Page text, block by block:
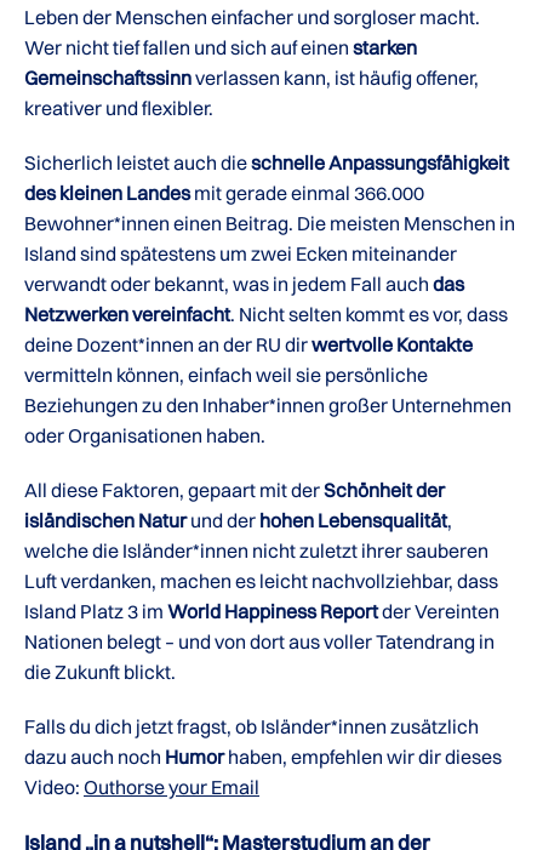
Leben der Menschen einfacher und sorgloser macht.
Wer nicht tief fallen und sich auf einen starken
Gemeinschaftssinnverlassen kann, ist häufig offener,
kreativer und flexibler.
Sicherlich leistet auch dieschnelle Anpassungsfähigkeit
des kleinen Landesmit gerade einmal 366.000
Bewohner*innen einen Beitrag. Die meisten Menschen in
Island sind spätestens um zwei Ecken miteinander
verwandt oder bekannt, was in jedem Fall auch das
Netzwerken vereinfacht. Nicht selten kommt es vor, dass
deine Dozent*innen an der RU dirwertvolle Kontakte
vermitteln können, einfach weil sie persönliche
Beziehungen zu den Inhaber*innen großer Unternehmen
oder Organisationen haben.
All diese Faktoren, gepaart mit derSchönheit der
isländischen Naturund der hohen Lebensqualität,
welche die Isländer*innen nicht zuletzt ihrer sauberen
Luft verdanken, machen es leicht nachvollziehbar, dass
Island Platz 3 im World Happiness Reportder Vereinten
Nationen belegt – und von dort aus voller Tatendrang in
die Zukunft blickt.
Falls du dich jetzt fragst, ob Isländer*innen zusätzlich
dazu auch noch Humorhaben, empfehlen wir dir dieses
Video: Outhorse your Email
Island „in a nutshell“: Masterstudium an der